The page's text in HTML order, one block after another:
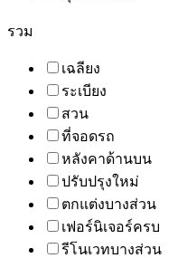
รวม
เฉลียง
ระเบียง
สวน
ที่จอดรถ
หลังคาด้านบน
ปรับปรุงใหม่
ตกแต่งบางส่วน
เฟอร์นิเจอร์ครบ
รีโนเวทบางส่วน